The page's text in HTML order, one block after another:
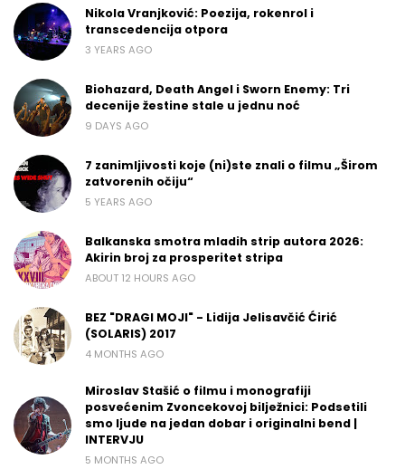
Nikola Vranjković: Poezija, rokenrol i
transcedencija otpora
3 YEARS AGO
Biohazard, Death Angel i Sworn Enemy: Tri
decenije žestine stale u jednu noć
9 DAYS AGO
7 zanimljivosti koje (ni)ste znali o filmu „Širom
zatvorenih očiju“
5 YEARS AGO
Balkanska smotra mladih strip autora 2026:
Akirin broj za prosperitet stripa
ABOUT 12 HOURS AGO
BEZ "DRAGI MOJI" - Lidija Jelisavčić Ćirić
(SOLARIS) 2017
4 MONTHS AGO
Miroslav Stašić o filmu i monografiji
posvećenim Zvoncekovoj bilježnici: Podsetili
smo ljude na jedan dobar i originalni bend |
INTERVJU
5 MONTHS AGO